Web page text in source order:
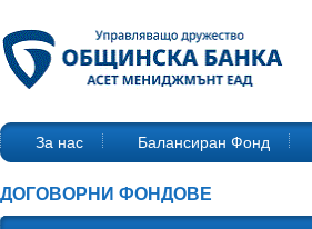
За нас Балансиран Фонд
ДОГОВОРНИ ФОНДОВЕ